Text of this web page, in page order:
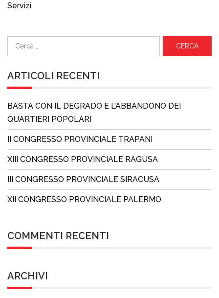
Servizi
ARTICOLI RECENTI
BASTA CON IL DEGRADO E L’ABBANDONO DEI
QUARTIERI POPOLARI
II CONGRESSO PROVINCIALE TRAPANI
XIII CONGRESSO PROVINCIALE RAGUSA
III CONGRESSO PROVINCIALE SIRACUSA
XII CONGRESSO PROVINCIALE PALERMO
COMMENTI RECENTI
ARCHIVI